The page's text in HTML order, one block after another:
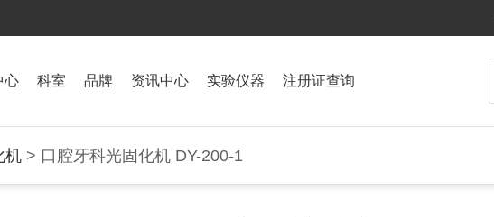
心 科室 品牌 资讯中心 实验仪器 注册证查询
机 > 口腔牙科光固化机 DY-200-1